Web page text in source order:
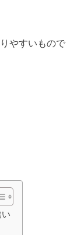
やすいもので